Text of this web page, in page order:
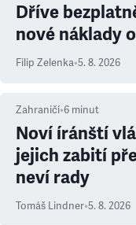
Dříve
nové náklady
Filip Zelenka•5. 8. 2026
Zahraničí•6 minut
Noví íránští
jejich zabití
neví rady
Tomáš Lindner•5. 8. 2026